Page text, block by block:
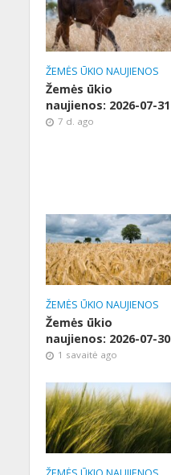
ŽEMĖS ŪKIO NAUJIENOS
Žemės ūkio
naujienos: 2026-07-31
7 d. ago
ŽEMĖS ŪKIO NAUJIENOS
Žemės ūkio
naujienos: 2026-07-30
1 savaitė ago